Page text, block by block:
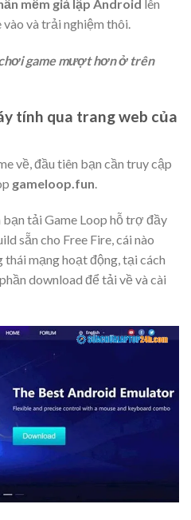
mềm giả lập Android lên
vào và trải nghiệm thôi.
game mượt hơn ở trên
tính qua trang web của
về, đầu tiên bạn cần truy cập
gameloop.fun
tải Game Loop hỗ trợ đầy
sẵn cho Free Fire, cái nào
thái mạng hoạt động, tại cách
download để tải về và cài